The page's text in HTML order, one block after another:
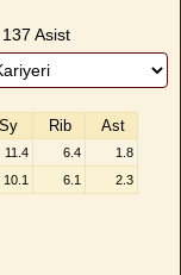
Asist
Sy Rib Ast
11.4 6.4
1.8
10.1 6.1 2.3